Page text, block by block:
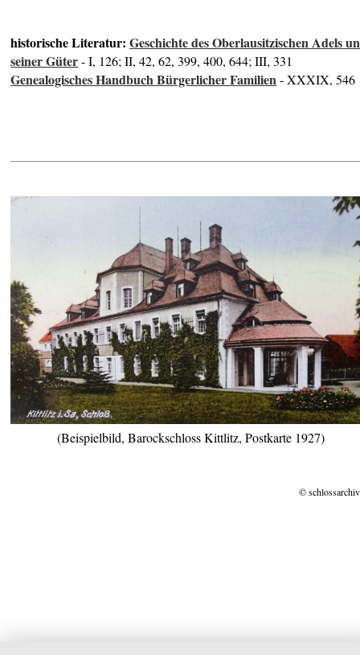
historische Literatur:Geschichte des Oberlausitzischen Adels
seiner Güter- I, 126; II, 42, 62, 399, 400, 644; III, 331
Genealogisches Handbuch Bürgerlicher Familien- XXXIX, 546
(Beispielbild, Barockschloss Kittlitz, Postkarte 1927)
©